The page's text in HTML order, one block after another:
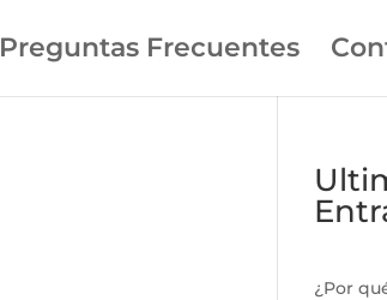
Preguntas Frecuentes
¿Por